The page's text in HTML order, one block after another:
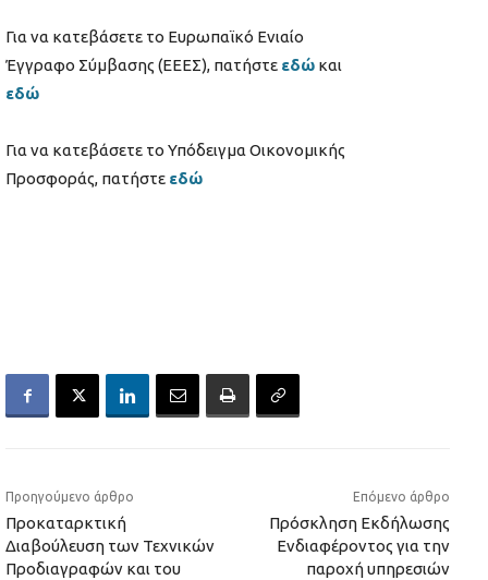
Για να κατεβάσετε το Ευρωπαϊκό Ενιαίο
Έγγραφο Σύμβασης (ΕΕΕΣ), πατήστε εδώ και
εδώ
Για να κατεβάσετε το Υπόδειγμα Οικονομικής
Προσφοράς, πατήστε εδώ
Προηγούμενο άρθρο
Προκαταρκτική
Διαβούλευση των Τεχνικών
Προδιαγραφών και του
Επόμενο άρθρο
Πρόσκληση Εκδήλωσης
Ενδιαφέροντος για την
παροχή υπηρεσιών